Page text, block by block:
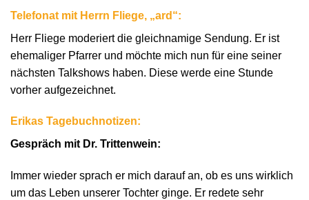
Telefonat mit Herrn Fliege, „ard“:
Herr Fliege moderiert die gleichnamige Sendung. Er ist
ehemaliger Pfarrer und möchte mich nun für eine seiner
nächsten Talkshows haben. Diese werde eine Stunde
vorher aufgezeichnet.
Erikas Tagebuchnotizen:
Gespräch mit Dr. Trittenwein:
Immer wieder sprach er mich darauf an, ob es uns wirklich
um das Leben unserer Tochter ginge. Er redete sehr